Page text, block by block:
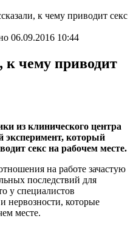
к чему приводит секс
06.09.2016 10:44
к чему приводит
из клинического центра
эксперимент, который
секс на рабочем месте.
на работе зачастую
последствий для
у специалистов
нервозности, которые
месте.